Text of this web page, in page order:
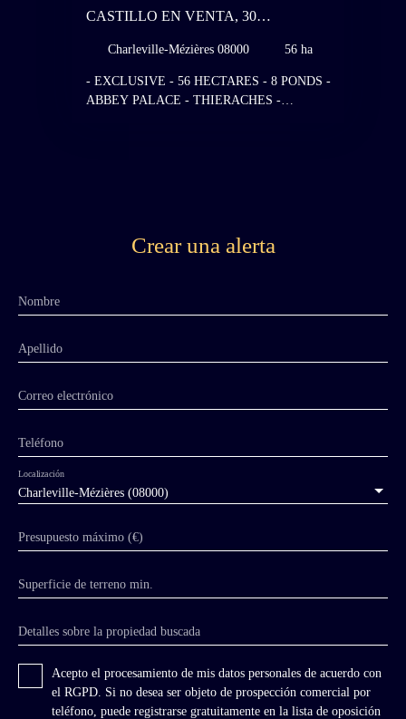
CASTILLO EN VENTA, 30
MÉZIÈRES 08000
Charleville-Mézières 08000 56 ha
- EXCLUSIVE - 56 HECTARES - 8 PONDS -
ABBEY PALACE - THIERACHES -
accepted on this property, which is therefore no
at the confluence of three valleys, this
sumptuous remains of the 13th century abbey
clock tower, 13 ponds. The ruin of an abbey
in the shape of a Latin cross, has a 52m long
south transept, triforium, chapels, Romanesque
1650. Symmetrical facade; containing
of the vaulted cloister, monumental staircase,
Charleville-Mézière 1612-1628, brick and
stone, chaining, bands, end vaults of the
cloister, before projecting monumental body ;
Crear una alerta
Nombre
Apellido
Correo electrónico
Teléfono
Charleville-Mézières (08000)
Localización
Presupuesto máximo (€)
Superficie de terreno min.
Detalles sobre la propiedad buscada
Acepto el procesamiento de mis datos personales de acuerdo con
el RGPD. Si no desea ser objeto de prospección comercial por
teléfono, puede registrarse gratuitamente en la lista de oposición